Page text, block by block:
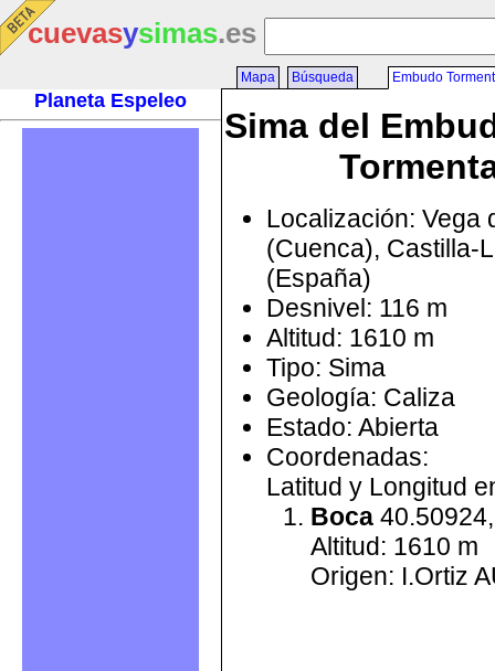
cuevasysimas.es
Planeta Espeleo
Mapa Búsqueda Embudo
Sima del
Localización: Vega
(Cuenca), Castilla-
(España)
Desnivel: 116 m
Altitud: 1610 m
Tipo: Sima
Geología: Caliza
Estado: Abierta
Coordenadas:
Latitud y Longitud
Boca
Altitud: 1610 m
Origen: I.Ortiz